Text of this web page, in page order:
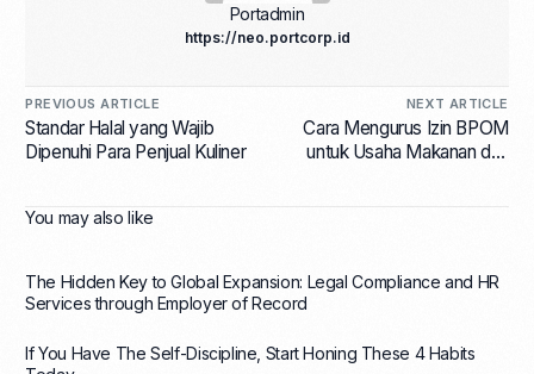
Portadmin
https://neo.portcorp.id
PREVIOUS ARTICLE
Standar Halal yang Wajib
Dipenuhi Para Penjual Kuliner
NEXT ARTICLE
Cara Mengurus Izin BPOM
untuk Usaha Makanan dan
You may also like
The Hidden Key to Global Expansion: Legal Compliance and HR
Services through Employer of Record
If You Have The Self-Discipline, Start Honing These 4 Habits